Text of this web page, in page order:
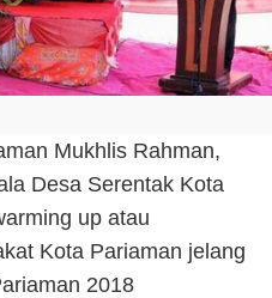
Mukhlis Rahman,
Desa Serentak Kota
up atau
Kota Pariaman jelang
2018